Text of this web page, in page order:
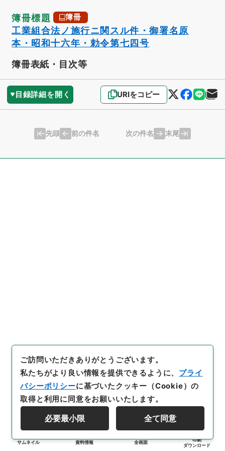
簿冊標題 簿冊
工業組合法ノ施行ニ関スル件・御署名原
本・昭和十六年・勅令第七四号
簿冊表紙・目次等
目録詳細を開く URIをコピー
先頭 前の件名 次の件名 末尾
サムネイル 資料情報 全画面
印刷
ダウンロード
ご訪問いただきありがとうございます。
私たちがより良い情報を提供できるように、 プライ
バシーポリシーに基づいたクッキー（Cookie）の
取得と利用に同意をお願いいたします。
必要最小限 全て同意